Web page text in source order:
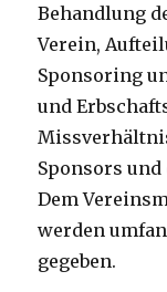
Behandlung
Verein,
Sponsoring
und
Sponsors und
Dem
werden
gegeben.